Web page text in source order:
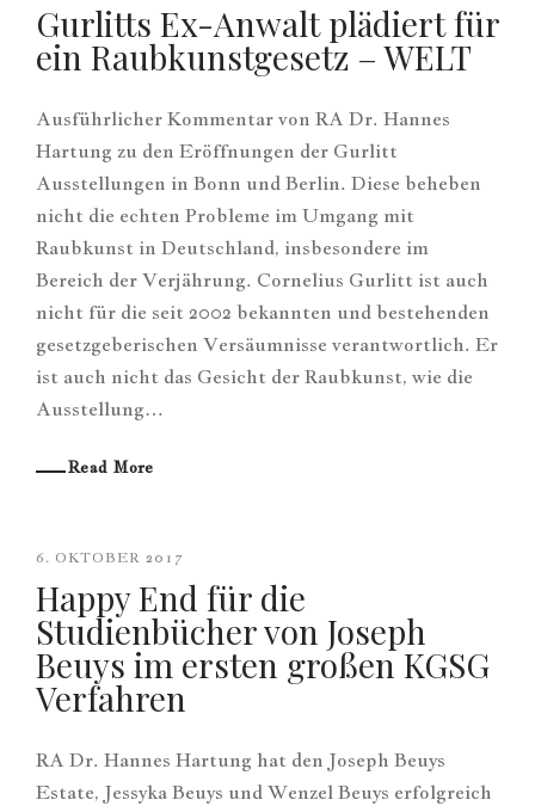
Gurlitts Ex-Anwalt plädiert für
ein Raubkunstgesetz – WELT
Ausführlicher Kommentar von RA Dr. Hannes
Hartung zu den Eröffnungen der Gurlitt
Ausstellungen in Bonn und Berlin. Diese beheben
nicht die echten Probleme im Umgang mit
Raubkunst in Deutschland, insbesondere im
Bereich der Verjährung. Cornelius Gurlitt ist auch
nicht für die seit 2002 bekannten und bestehenden
gesetzgeberischen Versäumnisse verantwortlich. Er
ist auch nicht das Gesicht der Raubkunst, wie die
Ausstellung…
Read More
6. OKTOBER 2017
Happy End für die
Studienbücher von Joseph
Beuys im ersten großen KGSG
Verfahren
RA Dr. Hannes Hartung hat den Joseph Beuys
Estate, Jessyka Beuys und Wenzel Beuys erfolgreich